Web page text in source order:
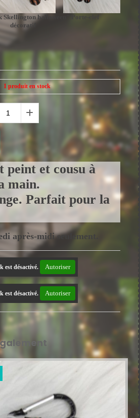
halloween" Porte-clef
décoratif
1produit en stock
peint et cousu à
main.
Parfait pour la
après-midi seulement.
est désactivé. Autoriser
est désactivé. Autoriser